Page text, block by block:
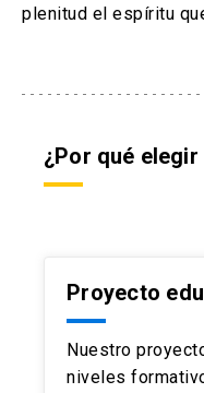
plenitud el espíritu
¿Por qué elegir
Proyecto
Nuestro
niveles